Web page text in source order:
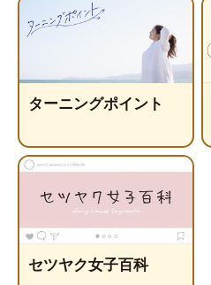
ターニングポイント
セツヤク女子百科